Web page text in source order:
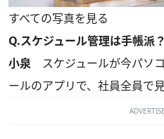
すべての写真を見る
Q.スケジュール管理は手帳派
小泉 スケジュールが今パソ
ールのアプリで、社員全員で